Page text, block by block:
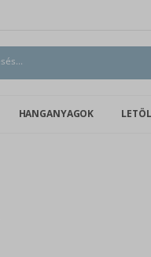
HANGANYAGOK